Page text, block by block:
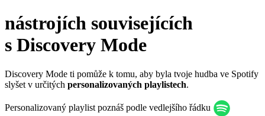
nástrojích souvisejících
s Discovery Mode
Discovery Mode ti pomůže k tomu, aby byla tvoje hudba ve Spotify
slyšet v určitých personalizovaných playlistech.
Personalizovaný playlist poznáš podle vedlejšího řádku